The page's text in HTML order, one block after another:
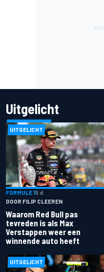
Uitgelicht
UITGELICHT
FORMULE 15 d
DOOR FILIP CLEEREN
Waarom Red Bull pas
tevreden is als Max
Verstappen weer een
winnende auto heeft
UITGELICHT